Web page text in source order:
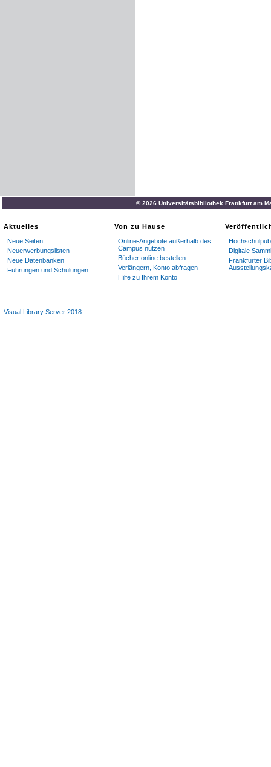
© 2026 Universitätsbibliothek Frankfurt am
Aktuelles
Neue Seiten
Neuerwerbungslisten
Neue Datenbanken
Führungen und Schulungen
Von zu Hause
Online-Angebote außerhalb des
Campus nutzen
Bücher online bestellen
Verlängern, Konto abfragen
Hilfe zu Ihrem Konto
Digitale
Frankfurter
Visual Library Server 2018